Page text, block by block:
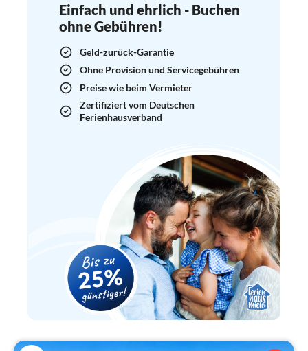
Einfach und ehrlich - Buchen
ohne Gebühren!
Geld-zurück-Garantie
Ohne Provision und Servicegebühren
Preise wie beim Vermieter
Zertifiziert vom Deutschen
Ferienhausverband